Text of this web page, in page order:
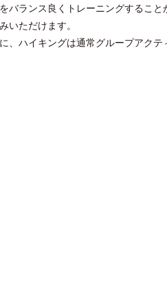
バランス良くトレーニングするこ
いただけます。
ハイキングは通常グループアクテ